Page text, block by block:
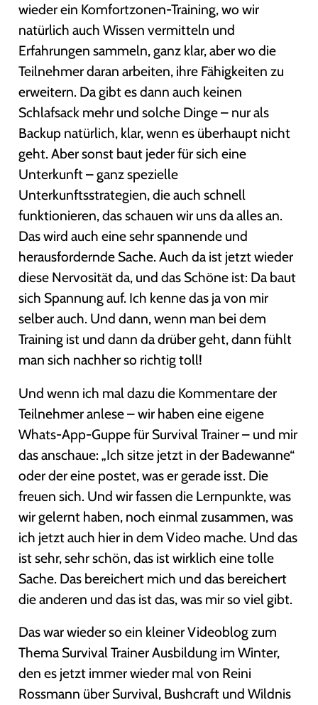
wieder ein Komfortzonen-Training, wo wir
natürlich auch Wissen vermitteln und
Erfahrungen sammeln, ganz klar, aber wo die
Teilnehmer daran arbeiten, ihre Fähigkeiten zu
erweitern. Da gibt es dann auch keinen
Schlafsack mehr und solche Dinge – nur als
Backup natürlich, klar, wenn es überhaupt nicht
geht. Aber sonst baut jeder für sich eine
Unterkunft – ganz spezielle
Unterkunftsstrategien, die auch schnell
funktionieren, das schauen wir uns da alles an.
Das wird auch eine sehr spannende und
herausfordernde Sache. Auch da ist jetzt wieder
diese Nervosität da, und das Schöne ist: Da baut
sich Spannung auf. Ich kenne das ja von mir
selber auch. Und dann, wenn man bei dem
Training ist und dann da drüber geht, dann fühlt
man sich nachher so richtig toll!
Und wenn ich mal dazu die Kommentare der
Teilnehmer anlese – wir haben eine eigene
Whats-App-Guppe für Survival Trainer – und mir
das anschaue: „Ich sitze jetzt in der Badewanne“
oder der eine postet, was er gerade isst. Die
freuen sich. Und wir fassen die Lernpunkte, was
wir gelernt haben, noch einmal zusammen, was
ich jetzt auch hier in dem Video mache. Und das
ist sehr, sehr schön, das ist wirklich eine tolle
Sache. Das bereichert mich und das bereichert
die anderen und das ist das, was mir so viel gibt.
Das war wieder so ein kleiner Videoblog zum
Thema Survival Trainer Ausbildung im Winter,
den es jetzt immer wieder mal von Reini
Rossmann über Survival, Bushcraft und Wildnis